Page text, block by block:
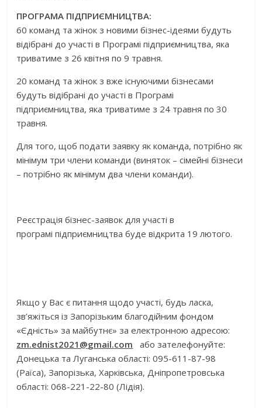
ПРОГРАМА ПІДПРИЄМНИЦТВА:
60 команд та жінок з новими бізнес-ідеями будуть
відібрані до участі в Програмі підприємництва, яка
триватиме з 26 квітня по 9 травня.
20 команд та жінок з вже існуючими бізнесами
будуть відібрані до участі в Програмі
підприємництва, яка триватиме з 24 травня по 30
травня.
Для того, щоб подати заявку як команда, потрібно як
мінімум три члени команди (виняток – сімейні бізнеси
– потрібно як мінімум два члени команди).
Реєстрація бізнес-заявок для участі в
програмі підприємництва буде відкрита 19 лютого.
Якщо у Вас є питання щодо участі, будь ласка,
зв’яжіться із Запорізьким благодійним фондом
«Єдність» за майбутнє» за електронною адресою:
zm.ednist2021@gmail.com або зателефонуйте:
Донецька та Луганська області: 095-611-87-98
(Раїса), Запорізька, Харківська, Дніпропетровська
області: 068-221-22-80 (Лідія).